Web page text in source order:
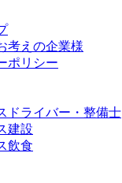
考えの企業様
ポリシー
ドライバー・整備士
建設
飲食